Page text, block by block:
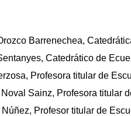
Barrenechea,
Catedrático de
Profesora titular de
Sainz, Profesora
Profesor titular de